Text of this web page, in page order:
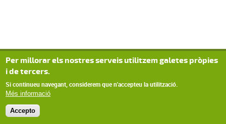
Per millorar els nostres serveis utilitzem galetes pròpies
i de tercers.
Si continueu navegant, considerem que n'accepteu la utilització.
Més informació
Accepto